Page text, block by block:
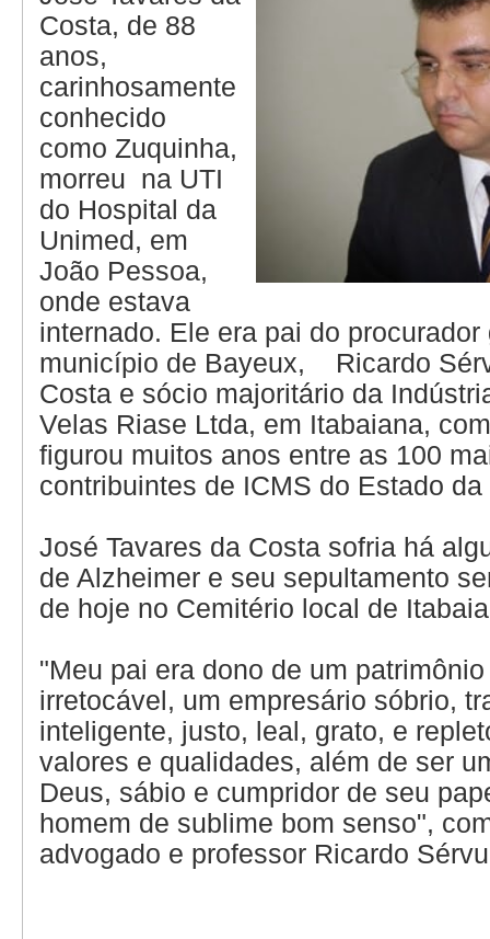
Costa, de 88
anos,
carinhosamente
conhecido
como Zuquinha,
morreu na UTI
do Hospital da
Unimed, em
João Pessoa,
onde estava
internado. Ele era pai do procurador
município de Bayeux, Ricardo
Costa e sócio majoritário da
Velas Riase Ltda, em Itabaiana,
figurou muitos anos entre as 100
contribuintes de ICMS do Estado
José Tavares da Costa sofria há
de Alzheimer e seu sepultamento
de hoje no Cemitério local de
"Meu pai era dono de um
irretocável, um empresário sóbrio,
inteligente, justo, leal, grato, e
valores e qualidades, além de ser
Deus, sábio e cumpridor de seu
homem de sublime bom senso",
advogado e professor Ricardo